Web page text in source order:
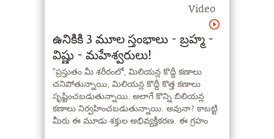
Video
ఉనికికి 3 మూల స్తంభాలు - బ్రహ్మ -
విష్ణు - మహేశ్వరులు!
"ప్రస్తుతం మీ శరీరంలో, మిలియన్ల కొద్దీ కణాలు
చనిపోతున్నాయి, మిలియన్ల కొద్దీ కొత్త కణాలు
సృష్టించబడుతున్నాయి. అలాగే కొన్ని బిలియన్ల
కణాలు నిర్వహించబడుతున్నాయి. అవునా? కాబట్టి
మీరు ఈ మూడు శక్తుల అభివ్యక్తీకరణ. ఈ గ్రహం